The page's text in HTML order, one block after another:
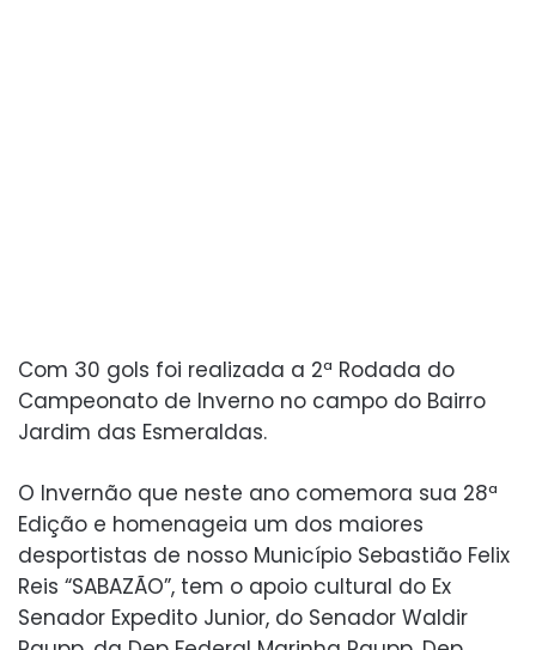
Com 30 gols foi realizada a 2ª Rodada do
Campeonato de Inverno no campo do Bairro
Jardim das Esmeraldas.
O Invernão que neste ano comemora sua 28ª
Edição e homenageia um dos maiores
desportistas de nosso Município Sebastião Felix
Reis “SABAZÃO”, tem o apoio cultural do Ex
Senador Expedito Junior, do Senador Waldir